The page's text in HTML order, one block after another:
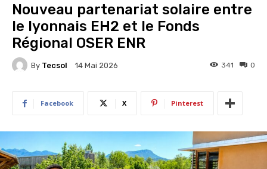
Nouveau partenariat solaire entre
le lyonnais EH2 et le Fonds
Régional OSER ENR
By Tecsol 14 Mai 2026 0
341
Facebook X Pinterest